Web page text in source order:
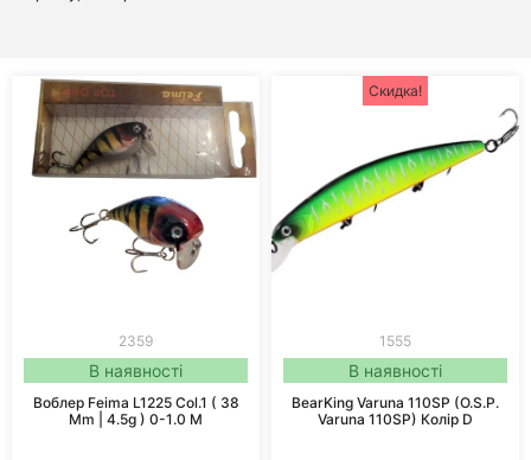
2359
В наявності
Воблер Feima L1225 Col.1 ( 38
Mm | 4.5g ) 0-1.0 M
Скидка!
1555
В наявності
BearKing Varuna 110SP (O.S.P.
Varuna 110SP) Колір D